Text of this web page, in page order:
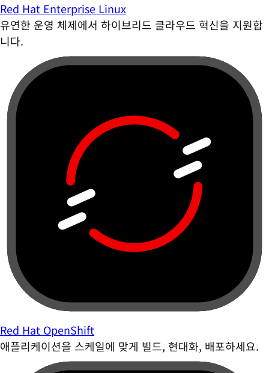
Red Hat Enterprise Linux
유연한 운영 체제에서 하이브리드 클라우드 혁신을 지원합
니다.
Red Hat OpenShift
애플리케이션을 스케일에 맞게 빌드, 현대화, 배포하세요.